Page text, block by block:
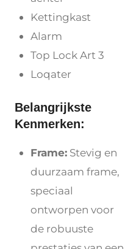
Kettingkast
Alarm
Top Lock Art 3
Loqater
Belangrijkste
Kenmerken:
Frame: Stevig en
duurzaam frame,
speciaal
ontworpen voor
de robuuste